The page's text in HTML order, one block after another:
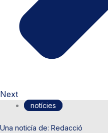
Next
notícies
Redacció